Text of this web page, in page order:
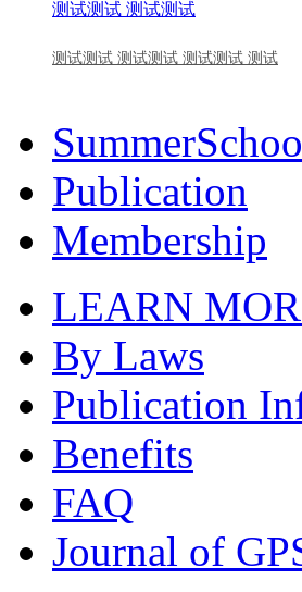
测试测试 测试测试 测试测试 测试
Publication
Membership
LEARN
By Laws
Publication
Benefits
FAQ
Journal of